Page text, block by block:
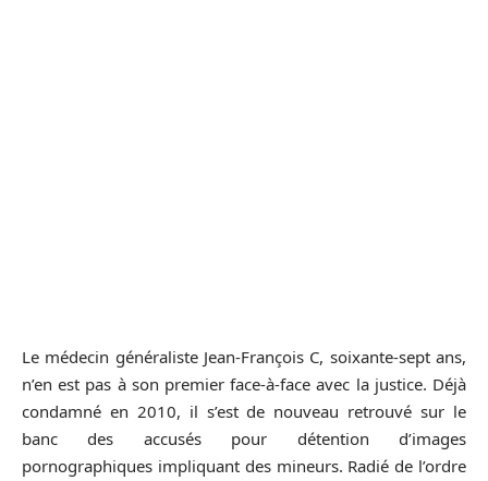
Le médecin généraliste Jean-François C, soixante-sept ans,
n’en est pas à son premier face-à-face avec la justice. Déjà
condamné en 2010, il s’est de nouveau retrouvé sur le
banc des accusés pour détention d’images
pornographiques impliquant des mineurs. Radié de l’ordre